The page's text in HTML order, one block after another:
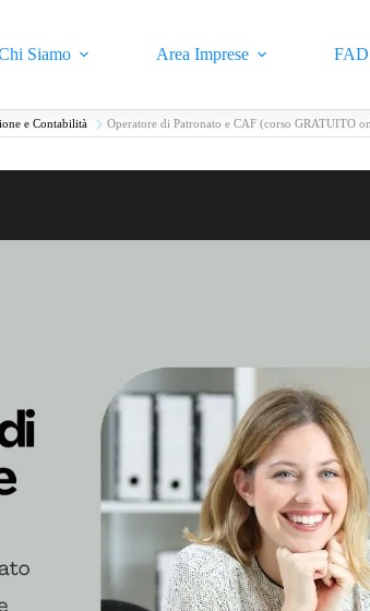
Siamo Area Imprese FAD
e Contabilità Operatore di Patronato e CAF (corso GRATUITO